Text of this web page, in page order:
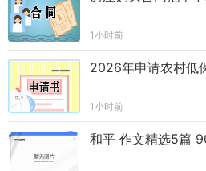
1小时前
2026年申请农村低
1小时前
和平 作文精选5篇